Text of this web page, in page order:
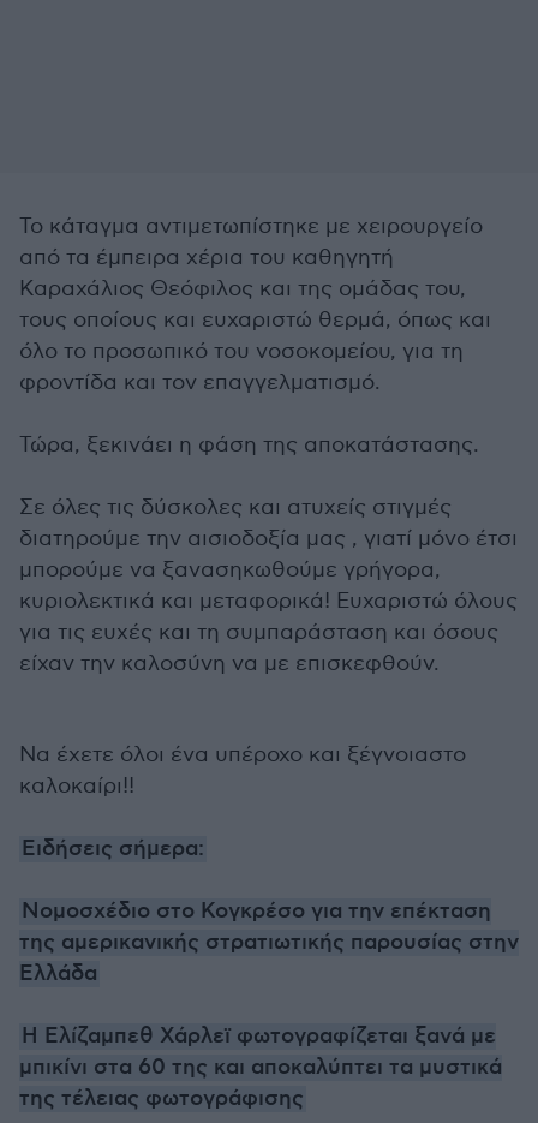
Το κάταγμα αντιμετωπίστηκε με χειρουργείο
από τα έμπειρα χέρια του καθηγητή
Καραχάλιος Θεόφιλος και της ομάδας του,
τους οποίους και ευχαριστώ θερμά, όπως και
όλο το προσωπικό του νοσοκομείου, για τη
φροντίδα και τον επαγγελματισμό.
Τώρα, ξεκινάει η φάση της αποκατάστασης.
Σε όλες τις δύσκολες και ατυχείς στιγμές
διατηρούμε την αισιοδοξία μας , γιατί μόνο έτσι
μπορούμε να ξανασηκωθούμε γρήγορα,
κυριολεκτικά και μεταφορικά! Ευχαριστώ όλους
για τις ευχές και τη συμπαράσταση και όσους
είχαν την καλοσύνη να με επισκεφθούν.
Να έχετε όλοι ένα υπέροχο και ξέγνοιαστο
καλοκαίρι!!
Ειδήσεις σήμερα:
Νομοσχέδιο στο Κογκρέσο για την επέκταση
της αμερικανικής στρατιωτικής παρουσίας στην
Ελλάδα
Η Ελίζαμπεθ Χάρλεϊ φωτογραφίζεται ξανά με
μπικίνι στα 60 της και αποκαλύπτει τα μυστικά
της τέλειας φωτογράφισης